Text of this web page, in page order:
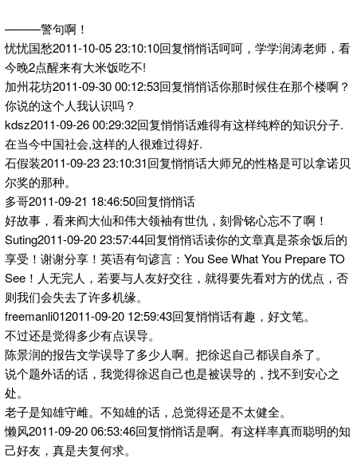
———警句啊！
忧忧国愁2011-10-05 23:10:10回复悄悄话呵呵，学学润涛老师，看
今晚2点醒来有大米饭吃不!
加州花坊2011-09-30 00:12:53回复悄悄话你那时候住在那个楼啊？
你说的这个人我认识吗？
kdsz2011-09-26 00:29:32回复悄悄话难得有这样纯粹的知识分子.
在当今中国社会,这样的人很难过得好.
石假装2011-09-23 23:10:31回复悄悄话大师兄的性格是可以拿诺贝
尔奖的那种。
多哥2011-09-21 18:46:50回复悄悄话
好故事，看来阎大仙和伟大领袖有世仇，刻骨铭心忘不了啊！
Suting2011-09-20 23:57:44回复悄悄话读你的文章真是茶余饭后的
享受！谢谢分享！英语有句谚言：You See What You Prepare TO
See！人无完人，若要与人友好交往，就得要先看对方的优点，否
则我们会失去了许多机缘。
freemanli012011-09-20 12:59:43回复悄悄话有趣，好文笔。
不过还是觉得多少有点误导。
陈景润的报告文学误导了多少人啊。把徐迟自己都误自杀了。
说个题外话的话，我觉得徐迟自己也是被误导的，找不到安心之
处。
老子是知雄守雌。不知雄的话，总觉得还是不太健全。
懒风2011-09-20 06:53:46回复悄悄话是啊。有这样率真而聪明的知
己好友，真是夫复何求。